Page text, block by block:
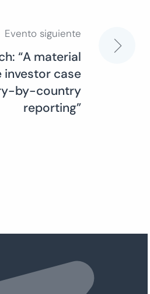
Evento siguiente
“A material
investor case
by-country
reporting”